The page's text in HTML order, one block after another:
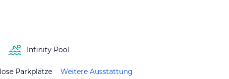
Infinity Pool
Parkplätze Weitere Ausstattung